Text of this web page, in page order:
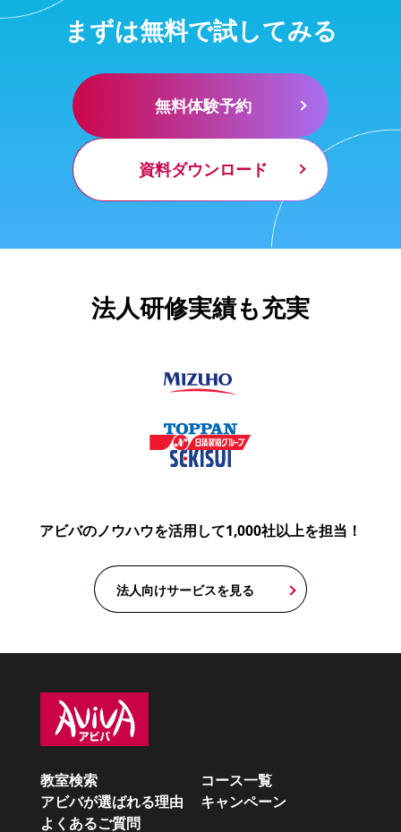
まずは無料で試してみる
無料体験予約
資料ダウンロード
法人研修実績も充実
アビバのノウハウを活用して1,000社以上を担当！
法人向けサービスを見る
教室検索
コース一覧
アビバが選ばれる理由
キャンペーン
よくあるご質問